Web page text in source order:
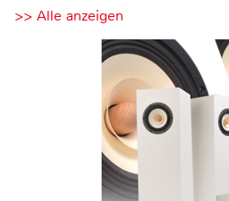
>> Alle anzeigen